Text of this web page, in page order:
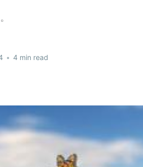
• 4 min read